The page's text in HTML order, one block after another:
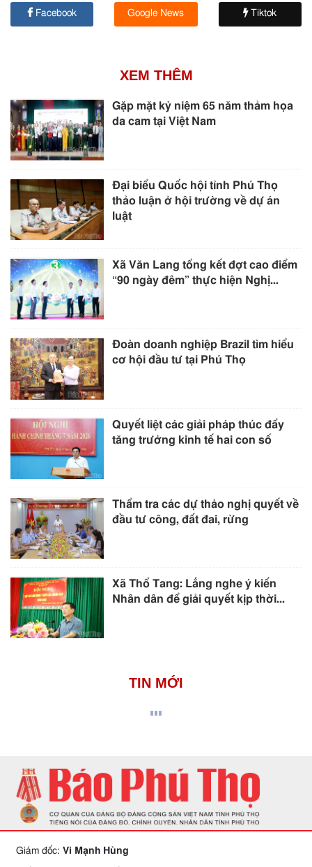
Facebook Google News Tiktok
XEM THÊM
Gặp mặt kỷ niệm 65 năm thảm họa
da cam tại Việt Nam
Đại biểu Quốc hội tỉnh Phú Thọ
thảo luận ở hội trường về dự án
luật
Xã Văn Lang tổng kết đợt cao điểm
“90 ngày đêm” thực hiện Nghị...
Đoàn doanh nghiệp Brazil tìm hiểu
cơ hội đầu tư tại Phú Thọ
Quyết liệt các giải pháp thúc đẩy
tăng trưởng kinh tế hai con số
Thẩm tra các dự thảo nghị quyết về
đầu tư công, đất đai, rừng
Xã Thổ Tang: Lắng nghe ý kiến
Nhân dân để giải quyết kịp thời...
TIN MỚI
Giám đốc: Vi Mạnh Hùng